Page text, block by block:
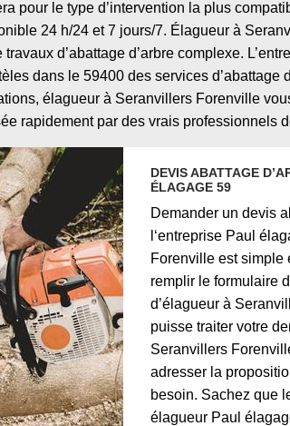
pour le type d’intervention la plus
24 h/24 et 7 jours/7. Élagueur à
d’abattage d’arbre complexe.
dans le 59400 des services d’abattage
élagueur à Seranvillers Forenville
rapidement par des vrais professionnels
DEVIS ABATTAGE
ÉLAGAGE 59
Demander un devis
l‘entreprise Paul
Forenville est simple
remplir le formulaire
d’élagueur à
puisse traiter votre
Seranvillers
adresser la
besoin. Sachez que
élagueur Paul